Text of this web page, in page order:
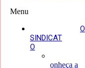
Menu
O
SINDICAT
O
onheça a